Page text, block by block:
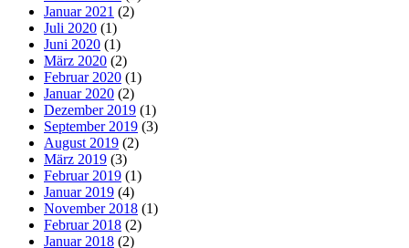
Januar 2021 (2)
Juli 2020 (1)
Juni 2020 (1)
März 2020 (2)
Februar 2020 (1)
Januar 2020 (2)
Dezember 2019 (1)
September 2019 (3)
August 2019 (2)
März 2019 (3)
Februar 2019 (1)
Januar 2019 (4)
November 2018 (1)
Februar 2018 (2)
Januar 2018 (2)